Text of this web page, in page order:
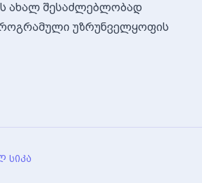
ახალ შესაძლებლობად
უზრუნველყოფის
ᲡᲘᲙᲐ